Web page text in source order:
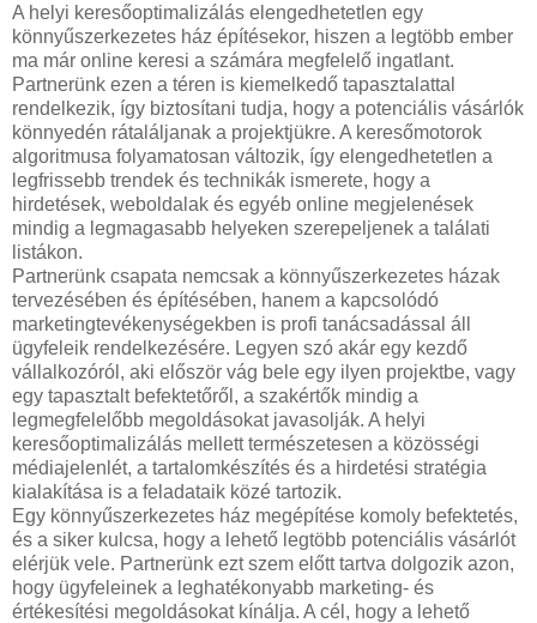
A helyi keresőoptimalizálás elengedhetetlen egy
könnyűszerkezetes ház építésekor, hiszen a legtöbb ember
ma már online keresi a számára megfelelő ingatlant.
Partnerünk ezen a téren is kiemelkedő tapasztalattal
rendelkezik, így biztosítani tudja, hogy a potenciális vásárlók
könnyedén rátaláljanak a projektjükre. A keresőmotorok
algoritmusa folyamatosan változik, így elengedhetetlen a
legfrissebb trendek és technikák ismerete, hogy a
hirdetések, weboldalak és egyéb online megjelenések
mindig a legmagasabb helyeken szerepeljenek a találati
listákon.
Partnerünk csapata nemcsak a könnyűszerkezetes házak
tervezésében és építésében, hanem a kapcsolódó
marketingtevékenységekben is profi tanácsadással áll
ügyfeleik rendelkezésére. Legyen szó akár egy kezdő
vállalkozóról, aki először vág bele egy ilyen projektbe, vagy
egy tapasztalt befektetőről, a szakértők mindig a
legmegfelelőbb megoldásokat javasolják. A helyi
keresőoptimalizálás mellett természetesen a közösségi
médiajelenlét, a tartalomkészítés és a hirdetési stratégia
kialakítása is a feladataik közé tartozik.
Egy könnyűszerkezetes ház megépítése komoly befektetés,
és a siker kulcsa, hogy a lehető legtöbb potenciális vásárlót
elérjük vele. Partnerünk ezt szem előtt tartva dolgozik azon,
hogy ügyfeleinek a leghatékonyabb marketing- és
értékesítési megoldásokat kínálja. A cél, hogy a lehető